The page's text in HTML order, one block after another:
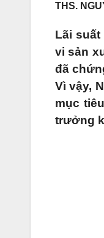
THS.
Lãi suất
vi sản
đã
Vì vậy,
mục
trưởng